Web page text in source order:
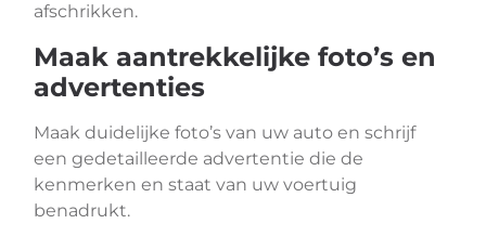
afschrikken.
Maak aantrekkelijke foto’s en
advertenties
Maak duidelijke foto’s van uw auto en schrijf
een gedetailleerde advertentie die de
kenmerken en staat van uw voertuig
benadrukt.